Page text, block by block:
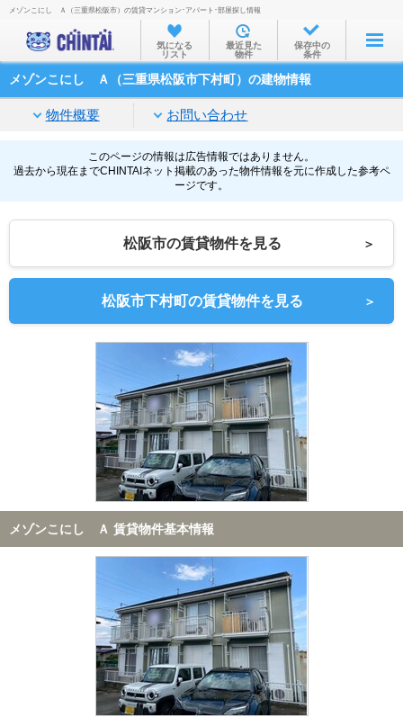
お部屋を探す
沿線・駅から
住所から
家賃相場から
通勤通学時間から
物件特集から
不動産会社から
TOP
メゾンこにし Ａ（三重県松阪市）の賃貸マンション･アパート･部屋探し情報
気になる
リスト
最近見た
物件
保存中の
条件
メゾンこにし Ａ（三重県松阪市下村町）の建物情報
物件概要 お問い合わせ
このページの情報は広告情報ではありません。
過去から現在までCHINTAIネット掲載のあった物件情報を元に作成した参考ペ
ージです。
松阪市の賃貸物件を見る ＞
松阪市下村町の賃貸物件を見る ＞
メゾンこにし Ａ 賃貸物件基本情報